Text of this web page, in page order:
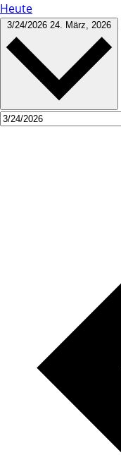
Heute
3/24/2026 24. März, 2026